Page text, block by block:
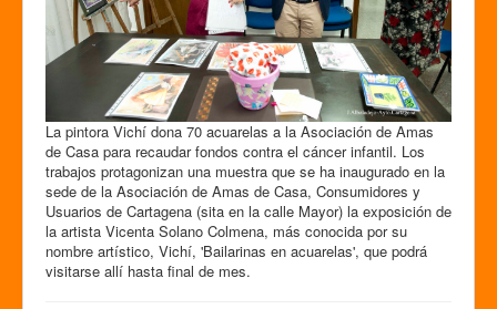
La pintora Vichí dona 70 acuarelas a la Asociación de Amas
de Casa para recaudar fondos contra el cáncer infantil. Los
trabajos protagonizan una muestra que se ha inaugurado en la
sede de la Asociación de Amas de Casa, Consumidores y
Usuarios de Cartagena (sita en la calle Mayor) la exposición de
la artista Vicenta Solano Colmena, más conocida por su
nombre artístico, Vichí, 'Bailarinas en acuarelas', que podrá
visitarse allí hasta final de mes.